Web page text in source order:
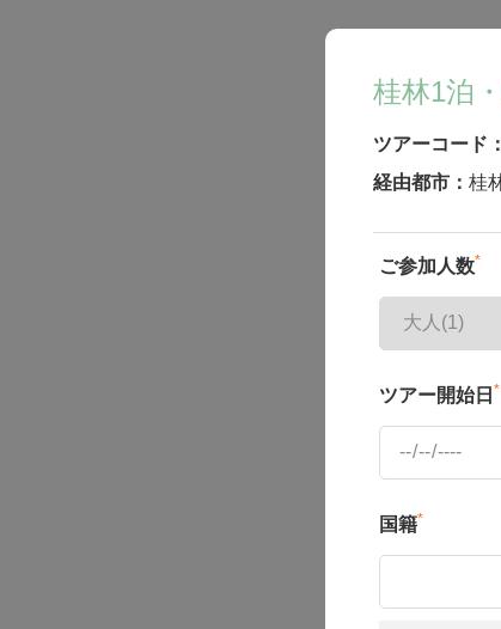
桂林1泊
ツアーコード：
経由都市： 桂
ご参加人数*
ツアー開始日 *
国籍*